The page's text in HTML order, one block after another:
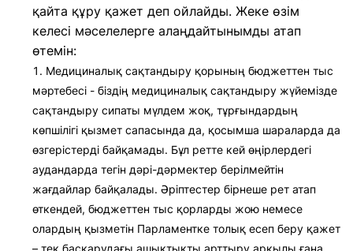
қайта құру қажет деп ойлайды. Жеке өзім
келесі мәселелерге алаңдайтынымды атап
өтемін:
Медициналық сақтандыру қорының бюджеттен тыс
мәртебесі - біздің медициналық сақтандыру жүйемізде
сақтандыру сипаты мүлдем жоқ, тұрғындардың
көпшілігі қызмет сапасында да, қосымша шараларда да
өзгерістерді байқамады. Бұл ретте кей өңірлердегі
аудандарда тегін дәрі-дәрмектер берілмейтін
жағдайлар байқалады. Әріптестер бірнеше рет атап
өткендей, бюджеттен тыс қорларды жою немесе
олардың қызметін Парламентке толық есеп беру қажет
– тек басқарудағы ашықтықты арттыру арқылы ғана